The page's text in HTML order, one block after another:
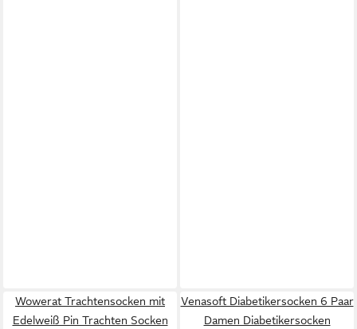
Wowerat Trachtensocken mit
Edelweiß Pin Trachten Socken
Venasoft Diabetikersocken 6 Paar
Damen Diabetikersocken